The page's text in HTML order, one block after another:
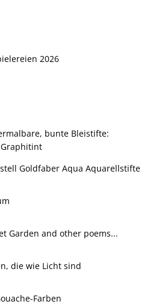
2026
bunte Bleistifte:
Goldfaber Aqua Aquarellstifte
Garden and other poems...
die wie Licht sind
Farben